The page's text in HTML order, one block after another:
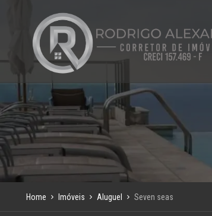
Home Imóveis Aluguel Seven seas